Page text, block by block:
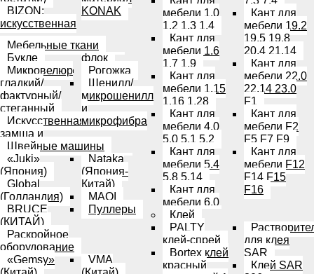
BIZON:
искусственная
KONAK
Мебельные ткани
Букле
Микровелюр
гладкий/
фактурный/
стеганный
Искусственная
замша и
флок
Рогожка
Шенилл/
микрошенилл
и
микрофибра
Швейные машины
«Juki»
(Япония)
Global
(Голландия)
BRUCE
(КИТАЙ)
Nataka
(Япония-
Китай)
MAQI
Пуллеры
Раскройное
оборудование
«Gemsy»
VMA
мебели 1.0
1.2 1.3 1.4
Кант для
мебели 1.6
1.7 1.9
Кант для
мебели 1.15
1.16 1.28
Кант для
мебели 4.0
5.0 5.1 5.2
Кант для
мебели 5.4
5.8 5.14
Кант для
мебели 6.0
Кант для
мебели 19.2
19.5 19.8
20.4 21.14
Кант для
мебели 22.0
22.14 23.0
F1
Кант для
мебели F2
F5 F7 F9
Кант для
мебели F12
F14 F15
F16
Клей
PALTY
клей-спрей
Bortex клей
красный
для клея
SAR
Клей SAR